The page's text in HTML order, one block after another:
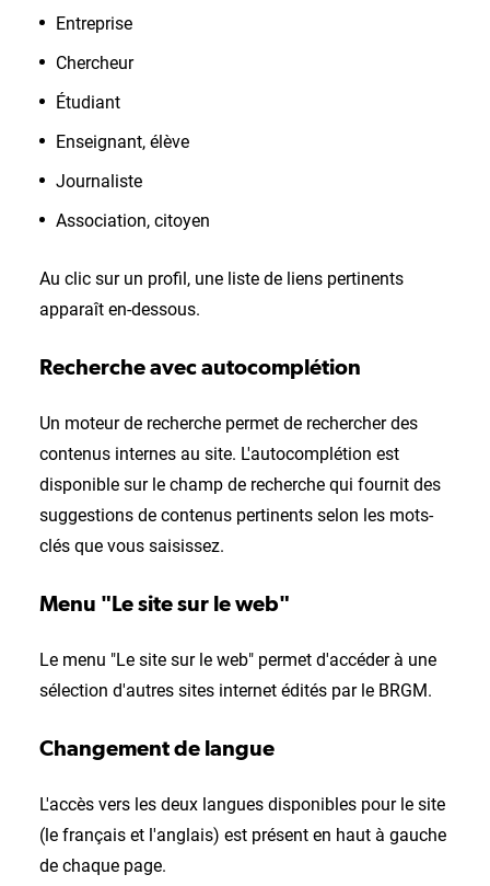
Entreprise
Chercheur
Étudiant
Enseignant, élève
Journaliste
Association, citoyen
Au clic sur un profil, une liste de liens pertinents
apparaît en-dessous.
Recherche avec autocomplétion
Un moteur de recherche permet de rechercher des
contenus internes au site. L'autocomplétion est
disponible sur le champ de recherche qui fournit des
suggestions de contenus pertinents selon les mots-
clés que vous saisissez.
Menu "Le site sur le web"
Le menu "Le site sur le web" permet d'accéder à une
sélection d'autres sites internet édités par le BRGM.
Changement de langue
L'accès vers les deux langues disponibles pour le site
(le français et l'anglais) est présent en haut à gauche
de chaque page.